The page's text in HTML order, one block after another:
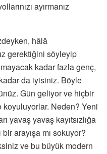
ayırmanız
hâlâ
gerektiğini söyleyip
kadar fazla genç,
da iyisiniz. Böyle
Gün geliyor ve hiçbir
koyuluyorlar. Neden? Yeni
yavaş yavaş kayıtsızlığa
arayışa mı sokuyor?
ve bu büyük modern